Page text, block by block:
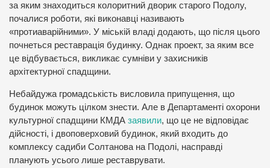
за яким знаходиться колоритний дворик старого Подолу,
почалися роботи, які виконавці називають
«протиаварійними». У міській владі додають, що після цього
почнеться реставрація будинку. Однак проект, за яким все
це відбувається, викликає сумніви у захисників
архітектурної спадщини.
Небайдужа громадськість висловила припущення, що
будинок можуть цілком знести. Але в Департаменті охорони
культурної спадщини КМДА заявили, що це не відповідає
дійсності, і двоповерховий будинок, який входить до
комплексу садиби Солтанова на Подолі, насправді
планують усього лише реставрувати.